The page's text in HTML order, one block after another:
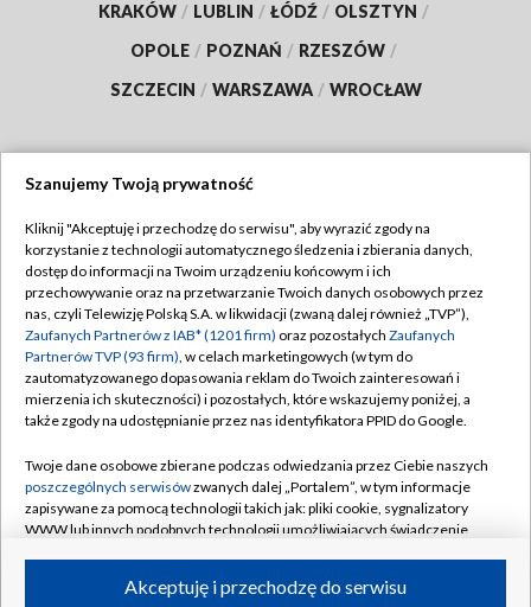
KRAKÓW / LUBLIN / ŁÓDŹ / OLSZTYN /
OPOLE / POZNAŃ / RZESZÓW /
SZCZECIN / WARSZAWA / WROCŁAW
TVP
Abonament TVP
Emisja w TVP
Centrum informacji TVP
Naziemna Telewizja Cyfrowa
Rada Programowa
System NOS
Informacje o nadawcy
Program dla prasy
Regulamin TVP
Polityka prywatności
Moje zgody
Pomoc
Kontakt
Kanały
Szanujemy Twoją prywatność
Kliknij "Akceptuję i przechodzę do serwisu", aby wyrazić zgody na
korzystanie z technologii automatycznego śledzenia i zbierania danych,
dostęp do informacji na Twoim urządzeniu końcowym i ich
przechowywanie oraz na przetwarzanie Twoich danych osobowych przez
nas, czyli Telewizję Polską S.A. w likwidacji (zwaną dalej również „TVP”),
Zaufanych Partnerów z IAB* (1201 firm) oraz pozostałych Zaufanych
Partnerów TVP (93 firm), w celach marketingowych (w tym do
zautomatyzowanego dopasowania reklam do Twoich zainteresowań i
mierzenia ich skuteczności) i pozostałych, które wskazujemy poniżej, a
także zgody na udostępnianie przez nas identyfikatora PPID do Google.
Twoje dane osobowe zbierane podczas odwiedzania przez Ciebie naszych
poszczególnych serwisówzwanych dalej „Portalem”, w tym informacje
zapisywane za pomocą technologii takich jak: pliki cookie, sygnalizatory
WWW lub innych podobnych technologii umożliwiających świadczenie
ruchu w Internecie.Akceptuję i przechodzę do serwisu